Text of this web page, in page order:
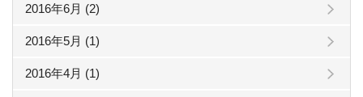
2016年6月 (2)
2016年5月 (1)
2016年4月 (1)